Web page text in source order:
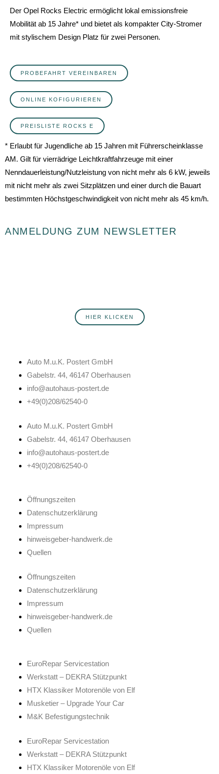
Der Opel Rocks Electric ermöglicht lokal emissionsfreie
Mobilität ab 15 Jahre* und bietet als kompakter City-Stromer
mit stylischem Design Platz für zwei Personen.
PROBEFAHRT VEREINBAREN
ONLINE KOFIGURIEREN
PREISLISTE ROCKS E
* Erlaubt für Jugendliche ab 15 Jahren mit Führerscheinklasse
AM. Gilt für vierrädrige Leichtkraftfahrzeuge mit einer
Nenndauerleistung/Nutzleistung von nicht mehr als 6 kW, jeweils
mit nicht mehr als zwei Sitzplätzen und einer durch die Bauart
bestimmten Höchstgeschwindigkeit von nicht mehr als 45 km/h.
ANMELDUNG ZUM NEWSLETTER
HIER KLICKEN
Auto M.u.K. Postert GmbH
Gabelstr. 44, 46147 Oberhausen
info@autohaus-postert.de
+49(0)208/62540-0
Auto M.u.K. Postert GmbH
Gabelstr. 44, 46147 Oberhausen
info@autohaus-postert.de
+49(0)208/62540-0
Öffnungszeiten
Datenschutzerklärung
Impressum
hinweisgeber-handwerk.de
Quellen
Öffnungszeiten
Datenschutzerklärung
Impressum
hinweisgeber-handwerk.de
Quellen
EuroRepar Servicestation
Werkstatt – DEKRA Stützpunkt
HTX Klassiker Motorenöle von Elf
Musketier – Upgrade Your Car
M&K Befestigungstechnik
EuroRepar Servicestation
Werkstatt – DEKRA Stützpunkt
HTX Klassiker Motorenöle von Elf